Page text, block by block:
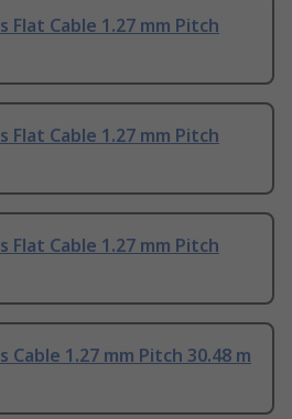
Flat Cable 1.27 mm Pitch
Flat Cable 1.27 mm Pitch
Flat Cable 1.27 mm Pitch
Cable 1.27 mm Pitch 30.48 m